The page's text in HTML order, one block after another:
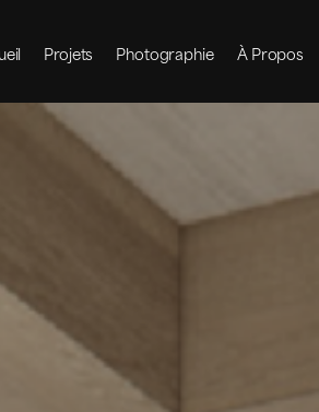
Projets Photographie À Propos